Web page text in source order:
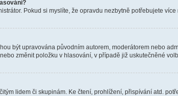
Pokud si myslíte, že opravdu nezbytně potřebujete
být upravována původním autorem, moderátorem nebo
změnit položku v hlasování, v případě již uskutečněné
lidem či skupinám. Ke čtení, prohlížení, přispívání atd.